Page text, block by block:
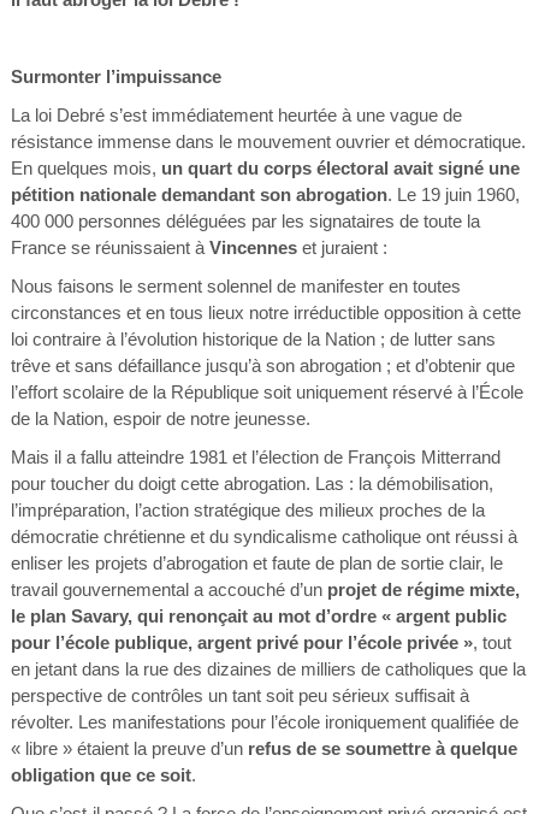
Surmonter l’impuissance
La loi Debré s’est immédiatement heurtée à une vague de
résistance immense dans le mouvement ouvrier et démocratique.
En quelques mois, un quart du corps électoral avait signé une
pétition nationale demandant son abrogation. Le 19 juin 1960,
400 000 personnes déléguées par les signataires de toute la
France se réunissaient à Vincenneset juraient :
Nous faisons le serment solennel de manifester en toutes
circonstances et en tous lieux notre irréductible opposition à cette
loi contraire à l’évolution historique de la Nation ; de lutter sans
trêve et sans défaillance jusqu’à son abrogation ; et d’obtenir que
l’effort scolaire de la République soit uniquement réservé à l’École
de la Nation, espoir de notre jeunesse.
Mais il a fallu atteindre 1981 et l’élection de François Mitterrand
pour toucher du doigt cette abrogation. Las : la démobilisation,
l’impréparation, l’action stratégique des milieux proches de la
démocratie chrétienne et du syndicalisme catholique ont réussi à
enliser les projets d’abrogation et faute de plan de sortie clair, le
travail gouvernemental a accouché d’un projet de régime mixte,
le plan Savary, qui renonçait au mot d’ordre « argent public
pour l’école publique, argent privé pour l’école privée », tout
en jetant dans la rue des dizaines de milliers de catholiques que la
perspective de contrôles un tant soit peu sérieux suffisait à
révolter. Les manifestations pour l’école ironiquement qualifiée de
« libre » étaient la preuve d’un refus de se soumettre à quelque
obligation que ce soit.